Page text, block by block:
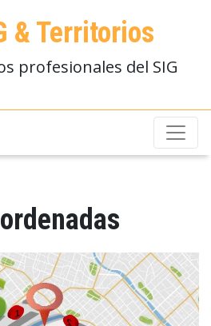
& Territorios
profesionales del SIG